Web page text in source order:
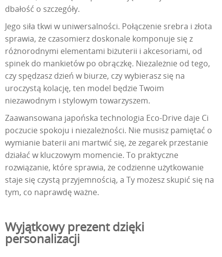
dbałość o szczegóły.
Jego siła tkwi w uniwersalności. Połączenie srebra i złota
sprawia, że czasomierz doskonale komponuje się z
różnorodnymi elementami biżuterii i akcesoriami, od
spinek do mankietów po obrączkę. Niezależnie od tego,
czy spędzasz dzień w biurze, czy wybierasz się na
uroczystą kolację, ten model będzie Twoim
niezawodnym i stylowym towarzyszem.
Zaawansowana japońska technologia Eco-Drive daje Ci
poczucie spokoju i niezależności. Nie musisz pamiętać o
wymianie baterii ani martwić się, że zegarek przestanie
działać w kluczowym momencie. To praktyczne
rozwiązanie, które sprawia, że codzienne użytkowanie
staje się czystą przyjemnością, a Ty możesz skupić się na
tym, co naprawdę ważne.
Wyjątkowy prezent dzięki
personalizacji